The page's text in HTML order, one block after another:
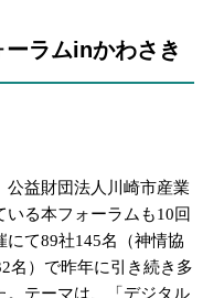
ラムinかわさき
公益財団法人川崎市産業
いる本フォーラムも10回
にて89社145名（神情協
名）で昨年に引き続き多
。テーマは、「デジタル